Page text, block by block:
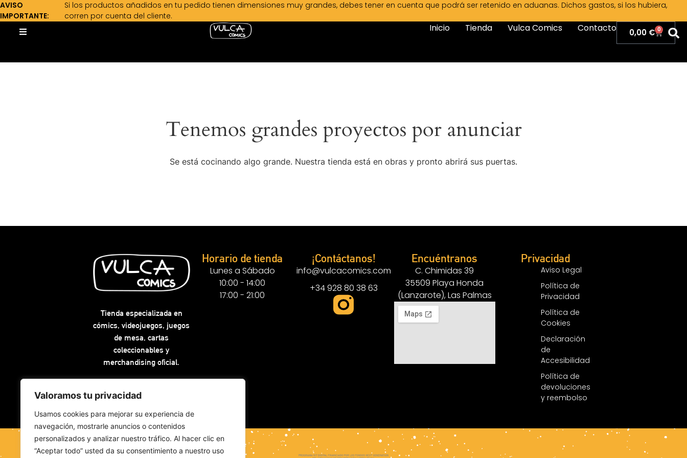
Valoramos tu privacidad
Usamos cookies para mejorar su experiencia de
navegación, mostrarle anuncios o contenidos
personalizados y analizar nuestro tráfico. Al hacer clic en
“Aceptar todo” usted da su consentimiento a nuestro uso
AVISO
IMPORTANTE:
Si los productos añadidos en tu pedido tienen dimensiones muy grandes, debes tener en cuenta que podrá ser retenido en aduanas. Dichos gastos, si los hubiera,
corren por cuenta del cliente.
Inicio Tienda Vulca Comics Contacto 0,00 € 0
Tenemos grandes proyectos por anunciar
Se está cocinando algo grande. Nuestra tienda está en obras y pronto abrirá sus puertas.
Tienda especializada en
cómics, videojuegos, juegos
de mesa, cartas
coleccionables y
merchandising oficial.
Horario de tienda
Lunes a Sábado
10:00 - 14:00
17:00 - 21:00
¡Contáctanos!
info@vulcacomics.com
+34 928 80 38 63
Encuéntranos
C. Chimidas 39
35509 Playa Honda
(Lanzarote), Las Palmas
Privacidad
Aviso Legal
Política de
Privacidad
Política de
Cookies
Declaración
de
Accesibilidad
Política de
devoluciones
y reembolso